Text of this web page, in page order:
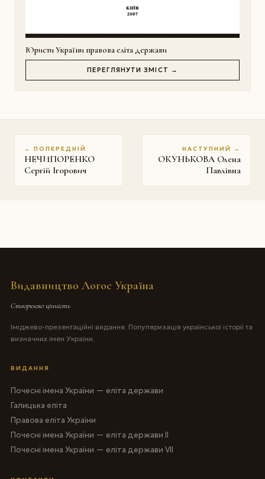
Юристи України правова еліта держави
ПЕРЕГЛЯНУТИ ЗМІСТ →
← ПОПЕРЕДНІЙ
НЕЧИПОРЕНКО
Сергій Ігорович
НАСТУПНИЙ →
ОКУНЬКОВА Олена
Павлівна
Видавництво Логос Україна
Створюємо цінність
Іміджево-презентаційні видання. Популяризація української історії та
визначних імен України.
ВИДАННЯ
Почесні імена України — еліта держави
Галицька еліта
Правова еліта України
Почесні імена України — еліта держави II
Почесні імена України — еліта держави VII